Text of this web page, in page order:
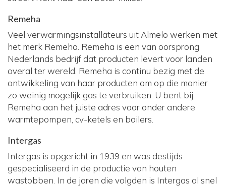
Remeha
Veel verwarmingsinstallateurs uit Almelo werken met
het merk Remeha. Remeha is een van oorsprong
Nederlands bedrijf dat producten levert voor landen
overal ter wereld. Remeha is continu bezig met de
ontwikkeling van haar producten om op die manier
zo weinig mogelijk gas te verbruiken. U bent bij
Remeha aan het juiste adres voor onder andere
warmtepompen, cv-ketels en boilers.
Intergas
Intergas is opgericht in 1939 en was destijds
gespecialiseerd in de productie van houten
wastobben. In de jaren die volgden is Intergas al snel